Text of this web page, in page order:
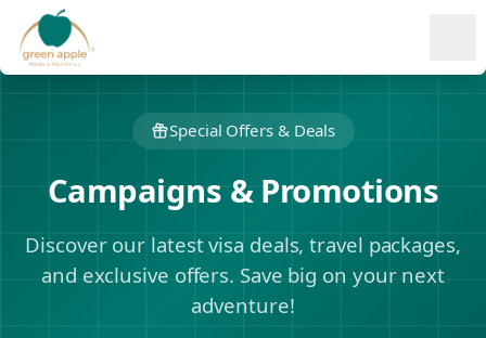
Special Offers & Deals
Campaigns & Promotions
Discover our latest visa deals, travel packages,
and exclusive offers. Save big on your next
adventure!